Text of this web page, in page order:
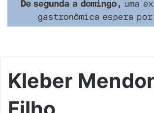
Kleber